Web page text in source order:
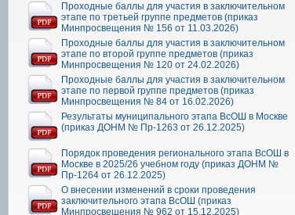
Проходные баллы для участия в заключительном
этапе по третьей группе предметов (приказ
Минпросвещения № 156 от 11.03.2026)
Проходные баллы для участия в заключительном
этапе по второй группе предметов (приказ
Минпросвещения № 120 от 24.02.2026)
Проходные баллы для участия в заключительном
этапе по первой группе предметов (приказ
Минпросвещения № 84 от 16.02.2026)
Результаты муниципального этапа ВсОШ в Москве
(приказ ДОНМ № Пр-1263 от 26.12.2025)
Порядок проведения регионального этапа ВсОШ в
Москве в 2025/26 учебном году (приказ ДОНМ №
Пр-1264 от 26.12.2025)
О внесении изменений в сроки проведения
заключительного этапа ВсОШ (приказ
Минпросвещения № 962 от 15.12.2025)